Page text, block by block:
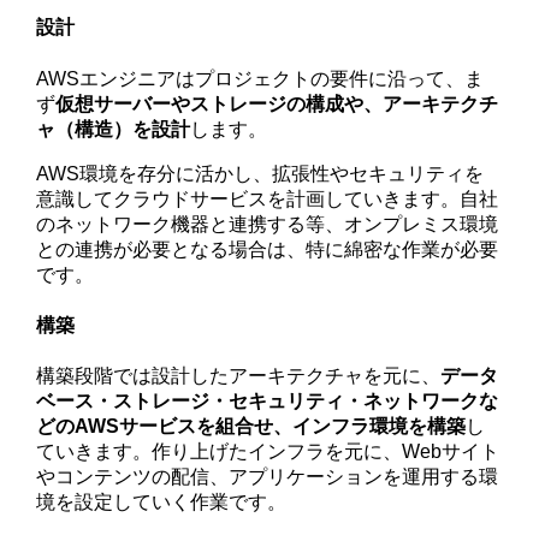
設計
AWSエンジニアはプロジェクトの要件に沿って、ま
ず仮想サーバーやストレージの構成や、アーキテクチ
ャ（構造）を設計します。
AWS環境を存分に活かし、拡張性やセキュリティを
意識してクラウドサービスを計画していきます。自社
のネットワーク機器と連携する等、オンプレミス環境
との連携が必要となる場合は、特に綿密な作業が必要
です。
構築
構築段階では設計したアーキテクチャを元に、データ
ベース・ストレージ・セキュリティ・ネットワークな
どのAWSサービスを組合せ、インフラ環境を構築し
ていきます。作り上げたインフラを元に、Webサイト
やコンテンツの配信、アプリケーションを運用する環
境を設定していく作業です。